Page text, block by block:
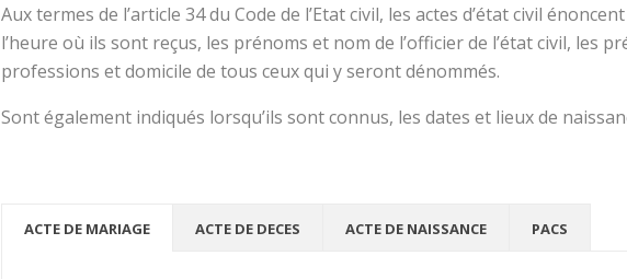
Aux termes de l’article 34 du Code de l’Etat civil, les actes d’état civil
l’heure où ils sont reçus, les prénoms et nom de l’officier de l’état civil, les
professions et domicile de tous ceux qui y seront dénommés.
Sont également indiqués lorsqu’ils sont connus, les dates et lieux de
ACTE DE MARIAGE ACTE DE DECES ACTE DE NAISSANCE PACS